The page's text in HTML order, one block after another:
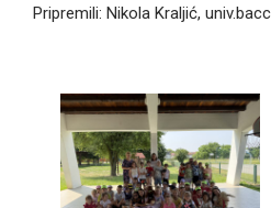
Pripremili: Nikola Kraljić,